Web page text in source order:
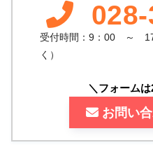
受付時間：9：00 ～ 17
く）
＼フォーム
お問い